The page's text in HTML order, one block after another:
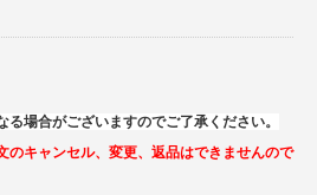
場合がございますのでご了承ください。
キャンセル、変更、返品はできませんので